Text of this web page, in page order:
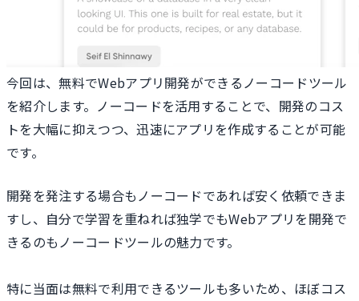
今回は、無料でWebアプリ開発ができるノーコードツール
を紹介します。ノーコードを活用することで、開発のコス
トを大幅に抑えつつ、迅速にアプリを作成することが可能
です。
開発を発注する場合もノーコードであれば安く依頼できま
すし、自分で学習を重ねれば独学でもWebアプリを開発で
きるのもノーコードツールの魅力です。
特に当面は無料で利用できるツールも多いため、ほぼコス